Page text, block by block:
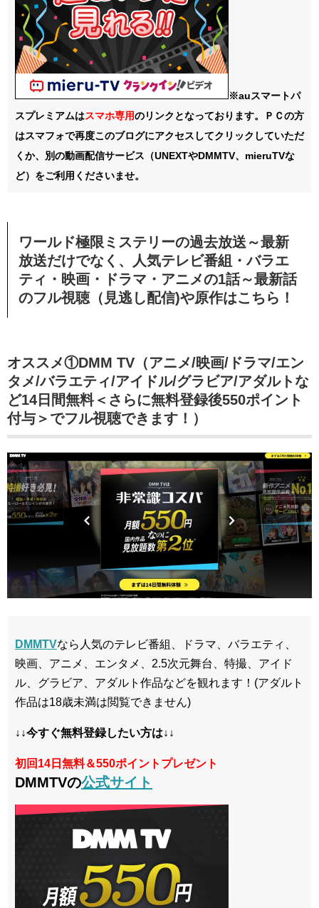
※auスマートパ
スプレミアムはスマホ専用のリンクとなっております。ＰＣの方
はスマフォで再度このブログにアクセスしてクリックしていただ
くか、別の動画配信サービス（UNEXTやDMMTV、mieruTVな
ど）をご利用くださいませ。
ワールド極限ミステリーの過去放送～最新
放送だけでなく、人気テレビ番組・バラエ
ティ・映画・ドラマ・アニメの1話～最新話
のフル視聴（見逃し配信)や原作はこちら！
オススメ①DMM TV（アニメ/映画/ドラマ/エン
タメ/バラエティ/アイドル/グラビア/アダルトな
ど14日間無料＜さらに無料登録後550ポイント
付与＞でフル視聴できます！）
DMMTVなら人気のテレビ番組、ドラマ、バラエティ、
映画、アニメ、エンタメ、2.5次元舞台、特撮、アイド
ル、グラビア、アダルト作品などを観れます！(アダルト
作品は18歳未満は閲覧できません)
↓↓今すぐ無料登録したい方は↓↓
初回14日無料＆550ポイントプレゼント
DMMTVの公式サイト